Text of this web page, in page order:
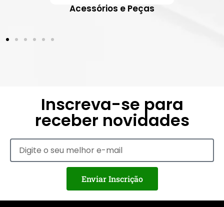
Acessórios e Peças
Inscreva-se para
receber novidades
Enviar Inscrição